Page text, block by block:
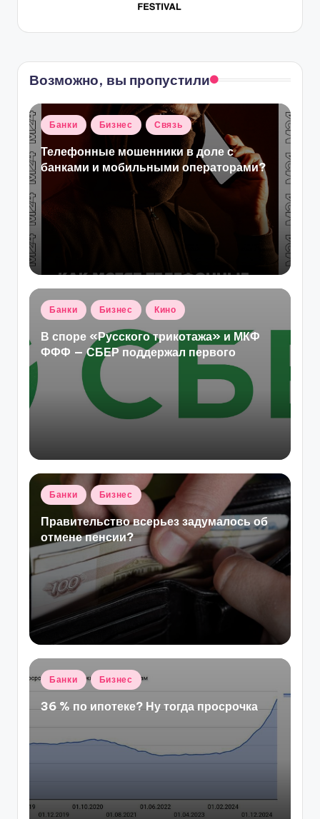
Возможно, вы пропустили
Опубликовано
Банки Бизнес Связь
Телефонные мошенники в доле с
банками и мобильными операторами?
Опубликовано
Банки Бизнес Кино
В споре «Русского трикотажа» и МКФ
ФФФ — СБЕР поддержал первого
Опубликовано
Банки Бизнес
Правительство всерьез задумалось об
отмене пенсии?
Опубликовано
Банки Бизнес
36 % по ипотеке? Ну тогда просрочка